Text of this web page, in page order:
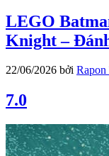
LEGO
Knight –
22/06/2026 bởi Rapon
7.0